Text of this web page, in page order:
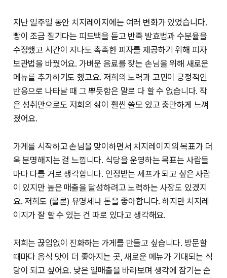
지난 일주일 동안 치지레이지에는 여러 변화가 있었습니다.
빵이 조금 질기다는 피드백을 듣고 반죽 발효법과 수분율을
수정했고 시간이 지나도 촉촉한 피자를 제공하기 위해 피자
보관법을 바꿨어요. 가벼운 음료를 찾는 손님을 위해 새로운
메뉴를 추가하기도 했고요. 저희의 노력과 고민이 긍정적인
반응으로 나타날 때 그 뿌듯함은 말로 다 할 수 없습니다. 작
은 성취만으로도 저희의 삶이 훨씬 쓸모 있고 충만하게 느껴
졌어요.
가게를 시작하고 손님을 맞이하면서 치지레이지의 목표가 더
욱 분명해지는 걸 느낍니다. 식당을 운영하는 목표는 사람들
마다 다를 거로 생각합니다. 인정받는 셰프가 되고 싶은 사람
이 있지만 높은 매출을 달성하려고 노력하는 사장도 있겠지
요. 저희도 (물론) 유명세나 돈을 좋아합니다. 하지만 치지레
이지가 잘 할 수 있는 건 따로 있다고 생각해요.
저희는 끊임없이 진화하는 가게를 만들고 싶습니다. 방문할
때마다 음식 맛이 더 좋아지는 곳, 새로운 메뉴가 기대되는 식
당이 되고 싶어요. 낮은 일매출을 바라보며 생각에 잠기는 순